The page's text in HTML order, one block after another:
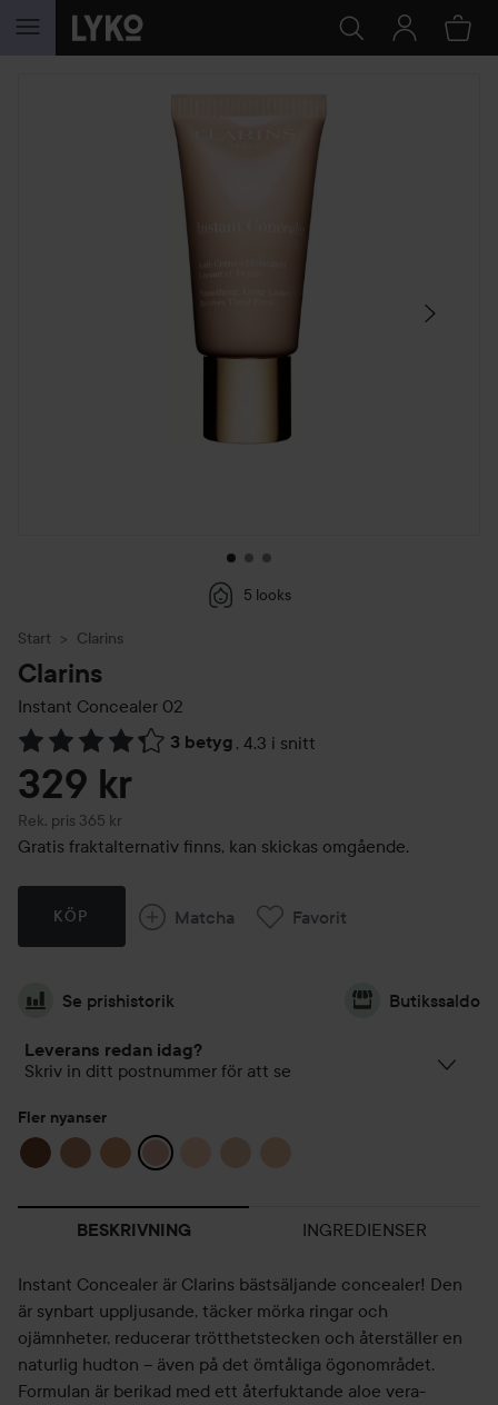
HOPPA TILL INNEHÅLLET
5 looks
Start Clarins
Clarins
Instant Concealer 02
3 betyg , 4.3 i snitt
Hoppa till Betyg & kommentarer
329 kr
Rek. pris 365 kr
Rekommenderat pris 365 kr
Gratis fraktalternativ finns, kan skickas omgående.
KÖP Matcha Favorit
Se prishistorik Butikssaldo
Leverans redan idag?
Skriv in ditt postnummer för att se
Fler nyanser
BESKRIVNING INGREDIENSER
Instant Concealer är Clarins bästsäljande concealer! Den
är synbart uppljusande, täcker mörka ringar och
ojämnheter, reducerar trötthetstecken och återställer en
naturlig hudton – även på det ömtåliga ögonområdet.
Formulan är berikad med ett återfuktande aloe vera-